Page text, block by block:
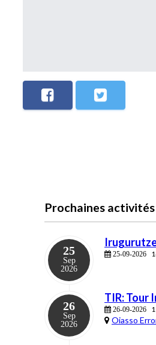
Prochaines activités
25
Sep
2026
25-09-2026
26
Sep
2026
TIR: Tour
26-09-2026
Oiasso